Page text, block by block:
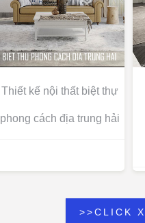
Thiết kế nội thất biệt thự
phong cách địa trung hải
>>CLICK